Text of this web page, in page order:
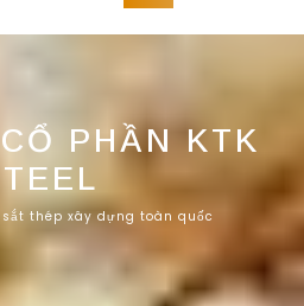
PHẦN KTK
thép xây dựng toàn quốc